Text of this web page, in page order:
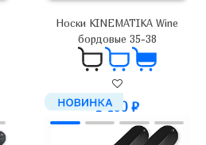
Носки KINEMATIKA Wine
бордовые 35-38
1 400₽